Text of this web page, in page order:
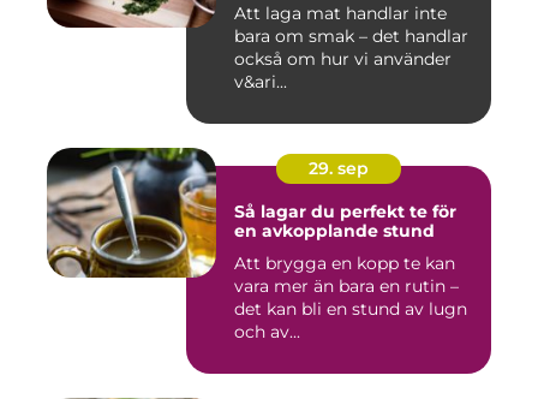
Att laga mat handlar inte
bara om smak – det handlar
också om hur vi använder
v&ari...
29. sep
Så lagar du perfekt te för
en avkopplande stund
Att brygga en kopp te kan
vara mer än bara en rutin –
det kan bli en stund av lugn
och av...